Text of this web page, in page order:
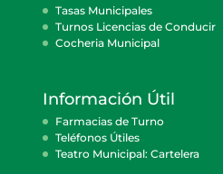
Tasas Municipales
Turnos Licencias de Conducir
Cocheria Municipal
Información Útil
Farmacias de Turno
Teléfonos Útiles
Teatro Municipal: Cartelera